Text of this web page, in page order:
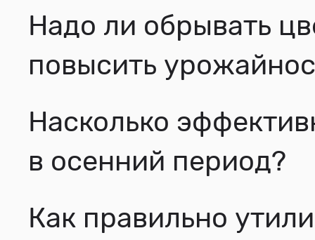
Надо ли обрывать
повысить
Насколько
в осенний период?
Как правильно